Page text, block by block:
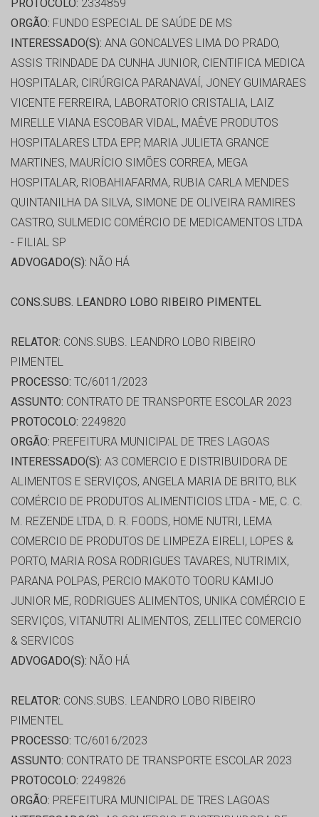
PROTOCOLO: 2334859
ORGÃO: FUNDO ESPECIAL DE SAÚDE DE MS
INTERESSADO(S): ANA GONCALVES LIMA DO PRADO,
ASSIS TRINDADE DA CUNHA JUNIOR, CIENTIFICA MEDICA
HOSPITALAR, CIRÚRGICA PARANAVAÍ, JONEY GUIMARAES
VICENTE FERREIRA, LABORATORIO CRISTALIA, LAIZ
MIRELLE VIANA ESCOBAR VIDAL, MAÊVE PRODUTOS
HOSPITALARES LTDA EPP, MARIA JULIETA GRANCE
MARTINES, MAURÍCIO SIMÕES CORREA, MEGA
HOSPITALAR, RIOBAHIAFARMA, RUBIA CARLA MENDES
QUINTANILHA DA SILVA, SIMONE DE OLIVEIRA RAMIRES
CASTRO, SULMEDIC COMÉRCIO DE MEDICAMENTOS LTDA
- FILIAL SP
ADVOGADO(S): NÃO HÁ
CONS.SUBS. LEANDRO LOBO RIBEIRO PIMENTEL
RELATOR: CONS.SUBS. LEANDRO LOBO RIBEIRO
PIMENTEL
PROCESSO: TC/6011/2023
ASSUNTO: CONTRATO DE TRANSPORTE ESCOLAR 2023
PROTOCOLO: 2249820
ORGÃO: PREFEITURA MUNICIPAL DE TRES LAGOAS
INTERESSADO(S): A3 COMERCIO E DISTRIBUIDORA DE
ALIMENTOS E SERVIÇOS, ANGELA MARIA DE BRITO, BLK
COMÉRCIO DE PRODUTOS ALIMENTICIOS LTDA - ME, C. C.
M. REZENDE LTDA, D. R. FOODS, HOME NUTRI, LEMA
COMERCIO DE PRODUTOS DE LIMPEZA EIRELI, LOPES &
PORTO, MARIA ROSA RODRIGUES TAVARES, NUTRIMIX,
PARANA POLPAS, PERCIO MAKOTO TOORU KAMIJO
JUNIOR ME, RODRIGUES ALIMENTOS, UNIKA COMÉRCIO E
SERVIÇOS, VITANUTRI ALIMENTOS, ZELLITEC COMERCIO
& SERVICOS
ADVOGADO(S): NÃO HÁ
RELATOR: CONS.SUBS. LEANDRO LOBO RIBEIRO
PIMENTEL
PROCESSO: TC/6016/2023
ASSUNTO: CONTRATO DE TRANSPORTE ESCOLAR 2023
PROTOCOLO: 2249826
ORGÃO: PREFEITURA MUNICIPAL DE TRES LAGOAS